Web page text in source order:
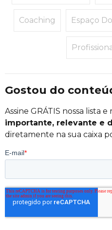
Coaching Espaço
Gostou do
Assine GRÁTIS nossa lista e
importante, relevante e
diretamente na sua caixa